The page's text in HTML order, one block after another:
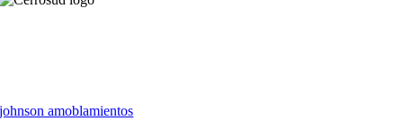
johnson amoblamientos